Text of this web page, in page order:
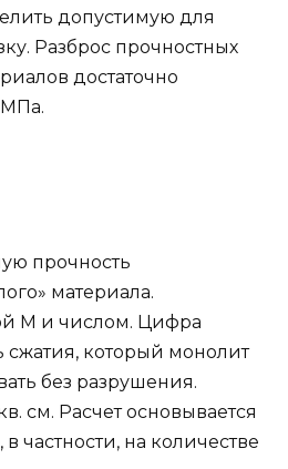
допустимую для
Разброс прочностных
достаточно
прочность
материала.
М и числом. Цифра
сжатия, который монолит
без разрушения.
см. Расчет основывается
в частности, на количестве